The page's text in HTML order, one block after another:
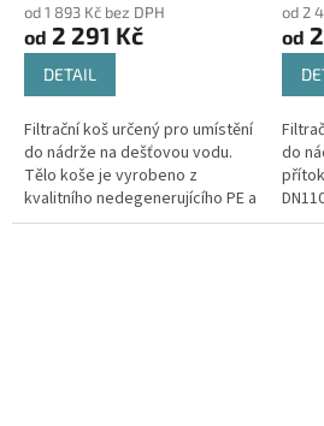
produktu
je
hvězdiček.
od 1 893 Kč bez DPH
od 2 291 Kč
DETAIL
Filtrační koš určený pro umístění
do nádrže na dešťovou vodu.
Tělo koše je vyrobeno z
kvalitního nedegenerujícího PE a
všechny kovové části jsou z
je
od 2
od
do
Tělo